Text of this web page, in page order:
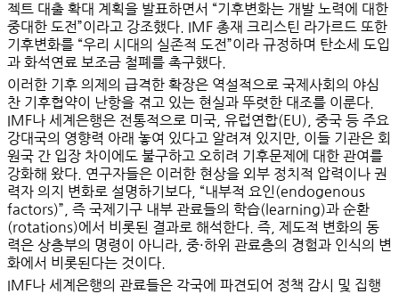
젝트 대출 확대 계획을 발표하면서 “기후변화는 개발 노력에 대한
중대한 도전”이라고 강조했다. IMF 총재 크리스틴 라가르드 또한
기후변화를 “우리 시대의 실존적 도전”이라 규정하며 탄소세 도입
과 화석연료 보조금 철폐를 촉구했다.
이러한 기후 의제의 급격한 확장은 역설적으로 국제사회의 야심
찬 기후협약이 난항을 겪고 있는 현실과 뚜렷한 대조를 이룬다.
IMF나 세계은행은 전통적으로 미국, 유럽연합(EU), 중국 등 주요
강대국의 영향력 아래 놓여 있다고 알려져 있지만, 이들 기관은 회
원국 간 입장 차이에도 불구하고 오히려 기후문제에 대한 관여를
강화해 왔다. 연구자들은 이러한 현상을 외부 정치적 압력이나 권
력자 의지 변화로 설명하기보다, “내부적 요인(endogenous
factors)” , 즉 국제기구 내부 관료들의 학습(learning)과 순환
(rotations)에서 비롯된 결과로 해석한다. 즉, 제도적 변화의 동
력은 상층부의 명령이 아니라, 중·하위 관료층의 경험과 인식의 변
화에서 비롯된다는 것이다.
IMF나 세계은행의 관료들은 각국에 파견되어 정책 감시 및 집행